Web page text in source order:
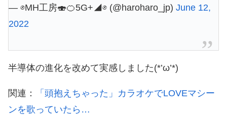
— ⊗MH工房🍣🍊5G+◢⊗ (@haroharo_jp) June 12,
2022
半導体の進化を改めて実感しました(*’ω’*)
関連：
「頭抱えちゃった」カラオケでLOVEマシー
ンを歌っていたら…